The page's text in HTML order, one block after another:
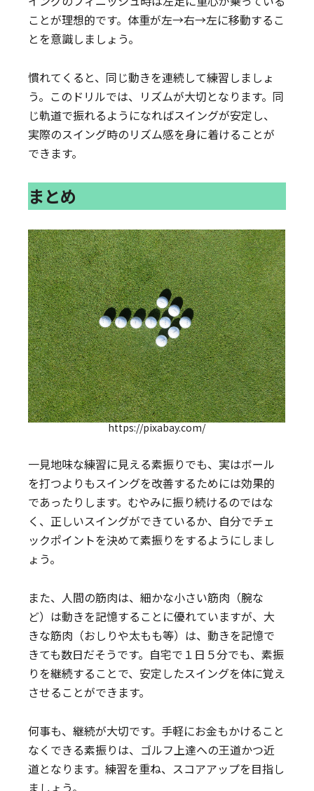
ことが理想的です。体重が左→右→左に移動するこ
とを意識しましょう。
慣れてくると、同じ動きを連続して練習しましょ
う。このドリルでは、リズムが大切となります。同
じ軌道で振れるようになればスイングが安定し、
実際のスイング時のリズム感を身に着けることが
できます。
まとめ
https://pixabay.com/
一見地味な練習に見える素振りでも、実はボール
を打つよりもスイングを改善するためには効果的
であったりします。むやみに振り続けるのではな
く、正しいスイングができているか、自分でチェ
ックポイントを決めて素振りをするようにしまし
ょう。
また、人間の筋肉は、細かな小さい筋肉（腕な
ど）は動きを記憶することに優れていますが、大
きな筋肉（おしりや太もも等）は、動きを記憶で
きても数日だそうです。自宅で１日５分でも、素振
りを継続することで、安定したスイングを体に覚え
させることができます。
何事も、継続が大切です。手軽にお金もかけること
なくできる素振りは、ゴルフ上達への王道かつ近
道となります。練習を重ね、スコアアップを目指し
ましょう。